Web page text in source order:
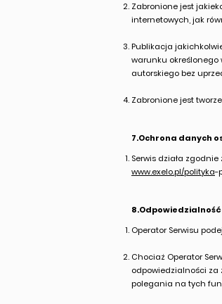
Zabronione jest
internetowych, jak
Publikacja
warunku określonego
autorskiego bez
Zabronione jest
7.Ochrona danych
Serwis działa
www.exelo.pl/polityka-
Operator Serwisu
Chociaż Operator
odpowiedzialności za
polegania na tych